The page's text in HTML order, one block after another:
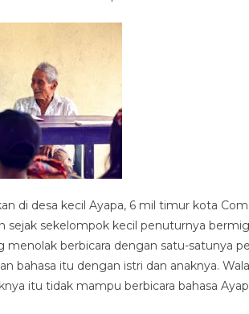
di desa kecil Ayapa, 6 mil timur kota
sejak sekelompok kecil penuturnya
menolak berbicara dengan satu-satunya
bahasa itu dengan istri dan anaknya.
itu tidak mampu berbicara bahasa